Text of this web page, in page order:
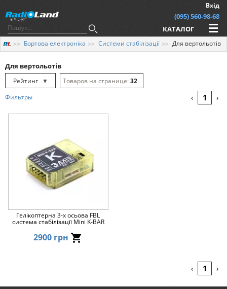
Вхід
(095) 560-98-68
КАТАЛОГ
Бортова електроніка Системи стабілізації Для вертольотів
Для вертольотів
Рейтинг
▼
Рейтинг
Ціна ▼
32
Фильтры ‹ 1 ›
Гелікоптерна 3-х осьова FBL
система стабілізації Mini K-BAR
2900 грн
‹ 1 ›